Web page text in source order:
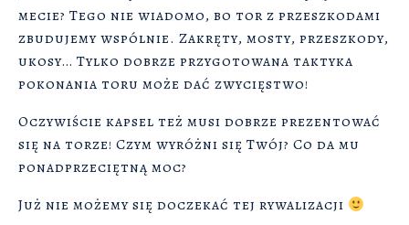
mecie? Tego nie wiadomo, bo tor z przeszkodami
zbudujemy wspólnie. Zakręty, mosty, przeszkody,
ukosy… Tylko dobrze przygotowana taktyka
pokonania toru może dać zwycięstwo!
Oczywiście kapsel też musi dobrze prezentować
się na torze! Czym wyróżni się Twój? Co da mu
ponadprzeciętną moc?
Już nie możemy się doczekać tej rywalizacji